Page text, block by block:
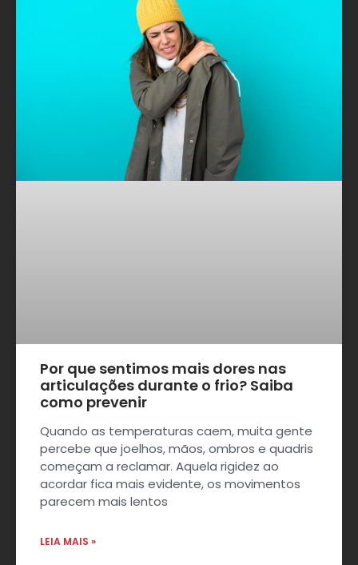
Por que sentimos mais dores nas
articulações durante o frio? Saiba
como prevenir
Quando as temperaturas caem, muita gente
percebe que joelhos, mãos, ombros e quadris
começam a reclamar. Aquela rigidez ao
acordar fica mais evidente, os movimentos
parecem mais lentos
LEIA MAIS »